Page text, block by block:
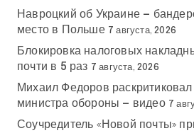
Навроцкий об Украине —
место в Польше 7 августа, 2026
Блокировка налоговых
почти в 5 раз 7 августа, 2026
Михаил Федоров раскритиковал
министра обороны — видео 7
Соучредитель «Новой почты»